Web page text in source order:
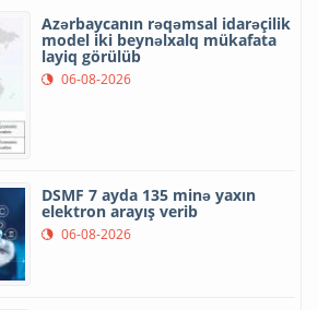
Azərbaycanın rəqəmsal idarəçilik
model iki beynəlxalq mükafata
layiq görülüb
06-08-2026
DSMF 7 ayda 135 minə yaxın
elektron arayış verib
06-08-2026